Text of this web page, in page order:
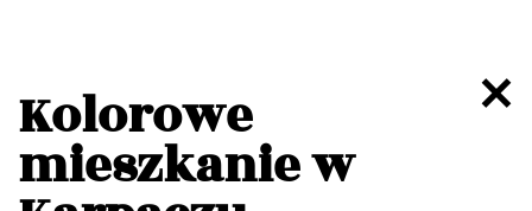
Kolorowe
mieszkanie w